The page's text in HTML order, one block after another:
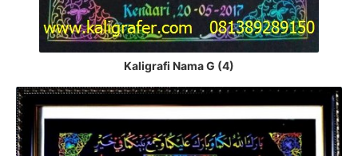
Kaligrafi Nama G (4)